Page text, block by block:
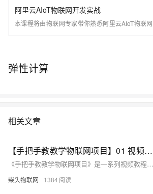
阿里云AIoT物联网开发实战
本课程将由物联网专家带你熟悉阿里云AIoT物联
https://linkwan.console.aliyun.com/service-open
弹性计算
相关文章
【手把手教教学物联网项目】01 视频大纲
《手把手教教学物联网项目》是一系列视频教程，旨在引导初学者掌握物联网技术。视频涵盖物联网基础，如物联网概述、架构和技术；STM32微控制器的介绍、编程及外设使用；网关开发，涉及ESP8266和ESP32；物联网通信协议如TCP、MQTT、Modbus等；物联网总线协议如单总线、CAN、IIC和SPI；OLED显示原理与驱动；MQTT服务器搭建；物联网云平台介绍，包括阿里云平台的使用；微信小程序开发入门及前端VUE项目实践。此外，教程还涉及UniAPP和SpringBoot后台开发，最后通过“智能取餐柜”项目将理论知识付诸实践。视频可在B站找到，适合学生、爱好者和开发人员学习物联网技术。
柴头物联网 1384